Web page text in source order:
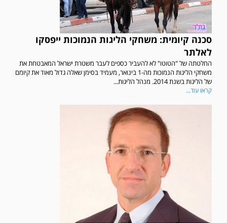
סכנה קיומית: משחקי הליגות הנמוכות ייפסקו
לאלתר
החלטתה של "הטוטו" לא להעביר כספים לעבר משטרת ישראל המאבטחת את
משחקי הליגות הנמוכות מה-1 בינואר, מעמיד בסימן שאלה גדול מאוד את קיומם
של הליגות בשנת 2014. מנהל הליגות...
קראו עוד...